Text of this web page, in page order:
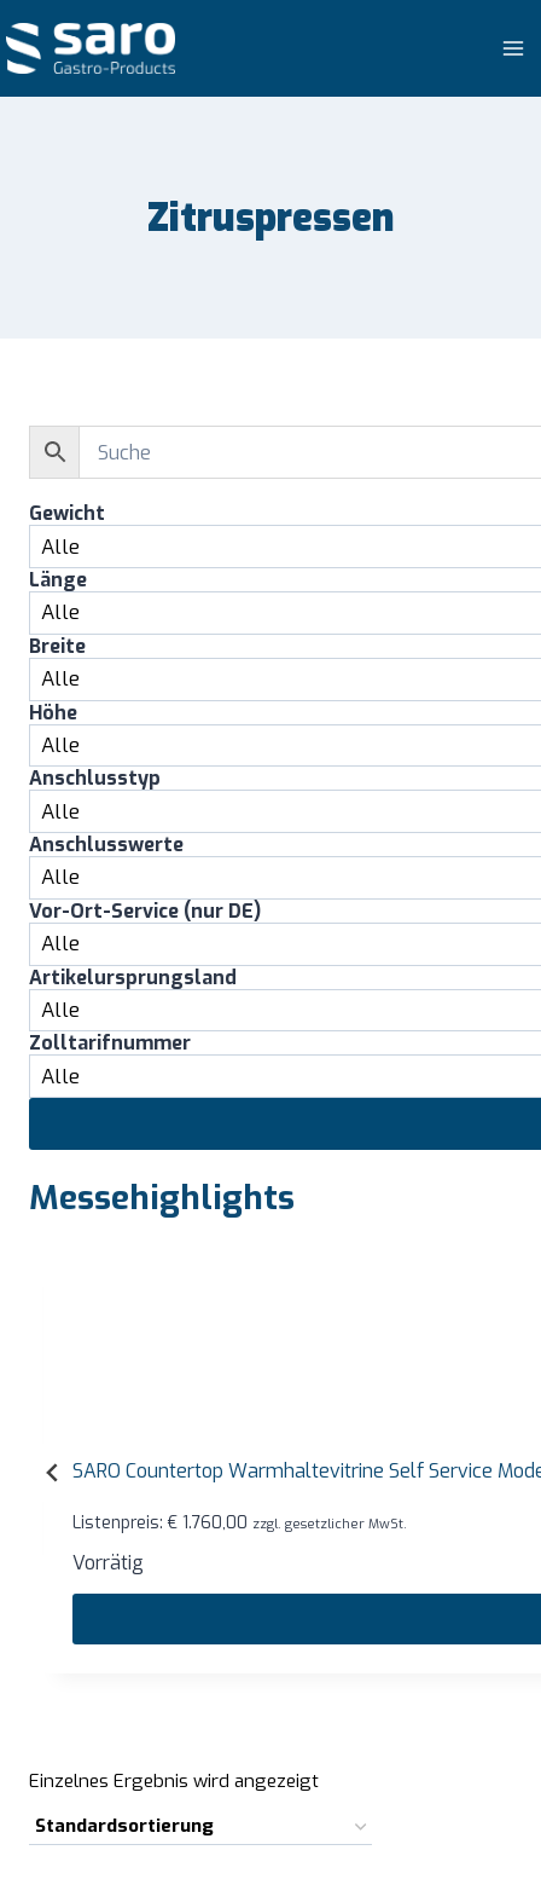
Inhalt
springen
Zitruspressen
Einzelnes Ergebnis wird angezeigt
Gewicht
Länge
Breite
Höhe
Anschlusstyp
Anschlusswerte
Vor-Ort-Service (nur DE)
Artikelursprungsland
Zolltarifnummer
Messehighlights
SARO Countertop Warmhaltevitrine Self Service
Listenpreis:€ 1.760,00 zzgl. gesetzlicher MwSt.
Vorrätig